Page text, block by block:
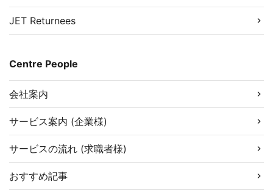
JET Returnees
Centre People
会社案内
サービス案内 (企業様)
サービスの流れ (求職者様)
おすすめ記事